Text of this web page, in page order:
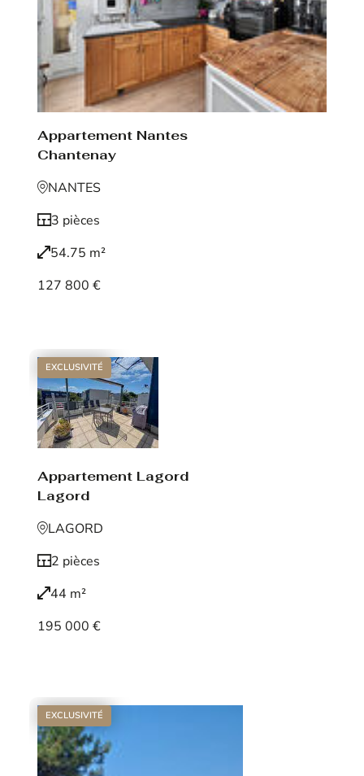
Appartement Nantes
Chantenay
NANTES
3 pièces
54.75 m²
127 800 €
EXCLUSIVITÉ
Appartement Lagord
Lagord
LAGORD
2 pièces
44 m²
195 000 €
EXCLUSIVITÉ